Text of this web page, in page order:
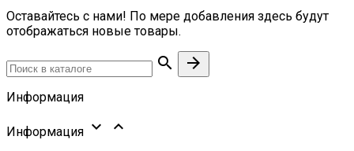
Оставайтесь с нами! По мере добавления здесь будут
отображаться новые товары.
 
Информация
Информация  